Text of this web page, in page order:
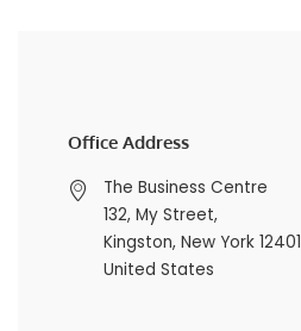
Office Address
The Business Centre
132, My Street,
Kingston, New York 12401
United States